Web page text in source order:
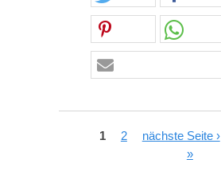
Seiten
1 2 nächste Seite ›
»